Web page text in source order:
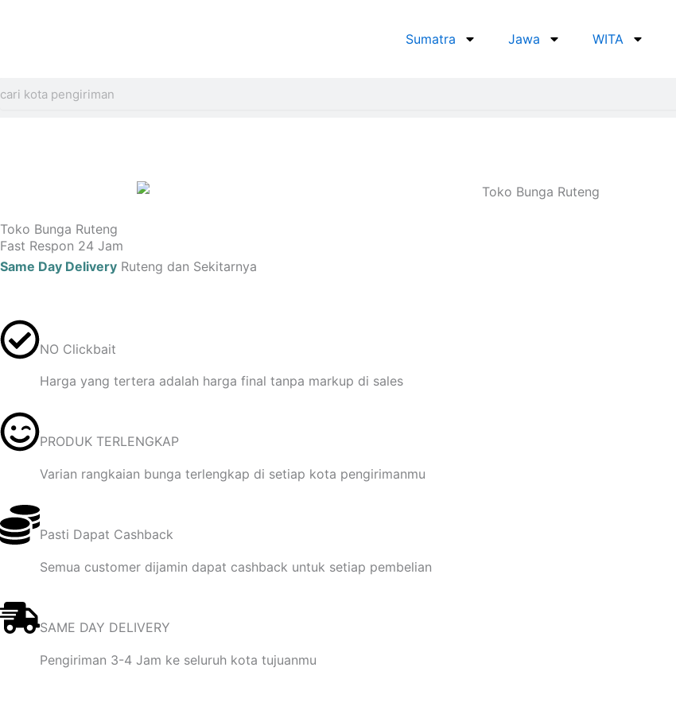
Sumatra Jawa WITA
Toko Bunga Ruteng
Fast Respon 24 Jam
Same Day Delivery Ruteng dan Sekitarnya
NO Clickbait
Harga yang tertera adalah harga final tanpa markup di sales
PRODUK TERLENGKAP
Varian rangkaian bunga terlengkap di setiap kota pengirimanmu
Pasti Dapat Cashback
Semua customer dijamin dapat cashback untuk setiap pembelian
SAME DAY DELIVERY
Pengiriman 3-4 Jam ke seluruh kota tujuanmu